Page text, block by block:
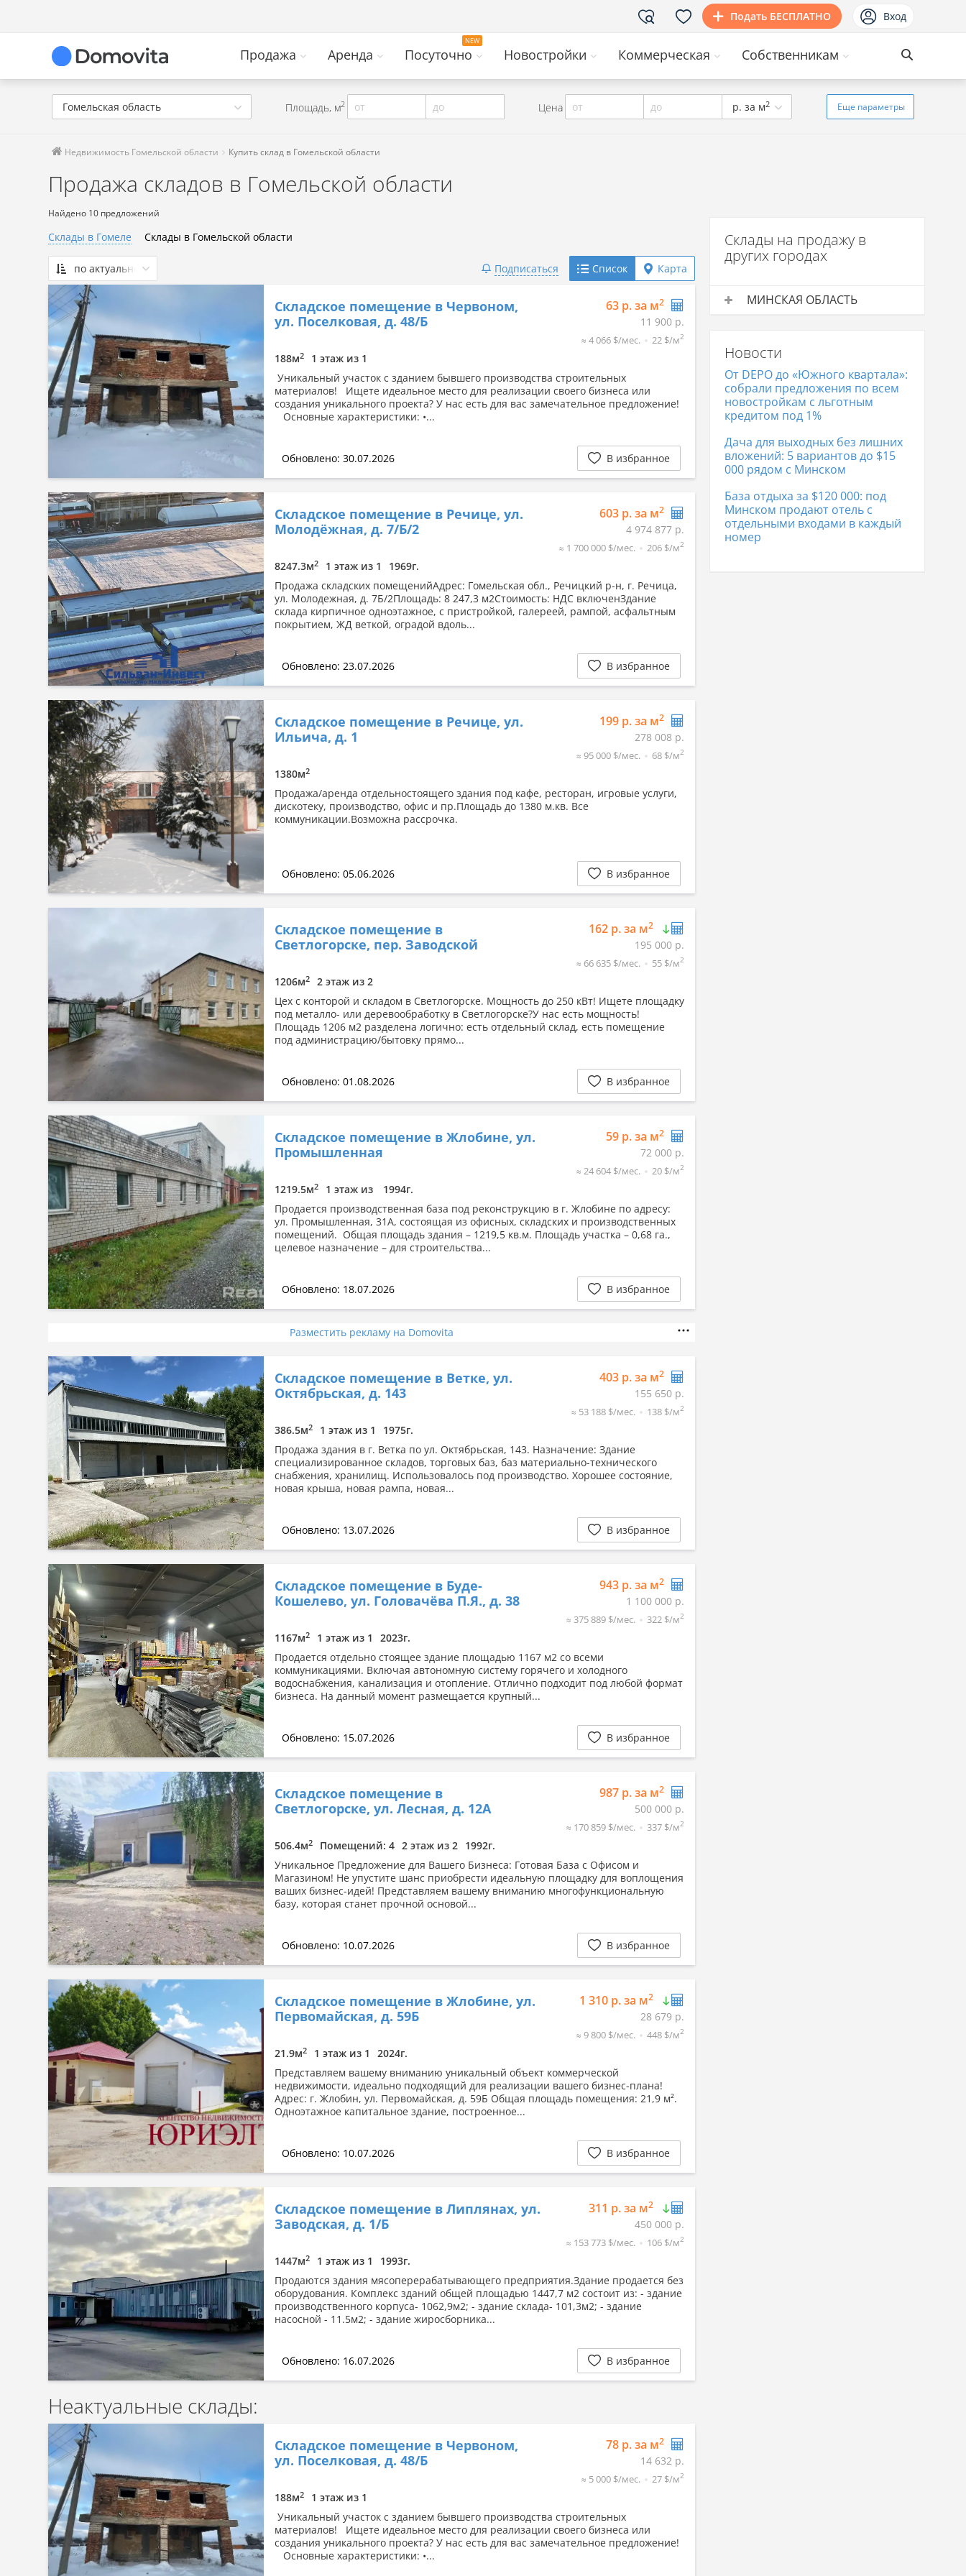
Подать БЕСПЛАТНО Вход
Продажа Аренда Посуточно Новостройки Коммерческая Собственникам
Гомельская область Площадь, м2 от до Цена от до р. за м2 Еще параметры
Недвижимость Гомельской области Купить склад в Гомельской области
Продажа складов в Гомельской области
Найдено 10 предложений
Склады в Гомеле Склады в Гомельской области
по актуальности
По актуальности
Сначала дешевые
Сначала дорогие
По площади: большая → малая
По площади: малая → большая
Подписаться Список Карта
Складское помещение в Червоном,
ул. Поселковая, д. 48/Б
63 р. за м2
11 900 р.
≈ 4 066 $/мес. 22 $/м2
188м2
1 этаж из 1
Уникальный участок с зданием бывшего производства строительных
материалов! Ищете идеальное место для реализации своего бизнеса или
создания уникального проекта? У нас есть для вас замечательное предложение!
Основные характеристики: •...
Обновлено: 30.07.2026 В избранное
Складское помещение в Речице, ул.
Молодёжная, д. 7/Б/2
603 р. за м2
4 974 877 р.
≈ 1 700 000 $/мес. 206 $/м2
8247.3м2 1 этаж из 1
1969г.
Продажа складских помещенийАдрес: Гомельская обл., Речицкий р-н, г. Речица,
ул. Молодежная, д. 7Б/2Площадь: 8 247,3 м2Стоимость: НДС включенЗдание
склада кирпичное одноэтажное, с пристройкой, галереей, рампой, асфальтным
покрытием, ЖД веткой, оградой вдоль...
Обновлено: 23.07.2026 В избранное
Складское помещение в Речице, ул.
Ильича, д. 1
199 р. за м2
278 008 р.
≈ 95 000 $/мес. 68 $/м2
1380м2
Продажа/аренда отдельностоящего здания под кафе, ресторан, игровые услуги,
дискотеку, производство, офис и пр.Площадь до 1380 м.кв. Все
коммуникации.Возможна рассрочка.
Обновлено: 05.06.2026 В избранное
Складское помещение в
Светлогорске, пер. Заводской
162 р. за м2
195 000 р.
≈ 66 635 $/мес. 55 $/м2
1206м2
2 этаж из 2
Цех с конторой и складом в Светлогорске. Мощность до 250 кВт! Ищете площадку
под металло- или деревообработку в Светлогорске?У нас есть мощность!
Площадь 1206 м2 разделена логично: есть отдельный склад, есть помещение
под администрацию/бытовку прямо...
Обновлено: 01.08.2026 В избранное
Складское помещение в Жлобине, ул.
Промышленная
59 р. за м2
72 000 р.
≈ 24 604 $/мес. 20 $/м2
1219.5м2 1 этаж из
1994г.
Продается производственная база под реконструкцию в г. Жлобине по адресу:
ул. Промышленная, 31А, состоящая из офисных, складских и производственных
помещений. Общая площадь здания – 1219,5 кв.м. Площадь участка – 0,68 га.,
целевое назначение – для строительства...
Обновлено: 18.07.2026 В избранное
Разместить рекламу на Domovita
Складское помещение в Ветке, ул.
Октябрьская, д. 143
403 р. за м2
155 650 р.
≈ 53 188 $/мес. 138 $/м2
386.5м2 1 этаж из 1
1975г.
Продажа здания в г. Ветка по ул. Октябрьская, 143. Назначение: Здание
специализированное складов, торговых баз, баз материально-технического
снабжения, хранилищ. Использовалось под производство. Хорошее состояние,
новая крыша, новая рампа, новая...
Обновлено: 13.07.2026 В избранное
Складское помещение в Буде-
Кошелево, ул. Головачёва П.Я., д. 38
943 р. за м2
1 100 000 р.
≈ 375 889 $/мес. 322 $/м2
1167м2 1 этаж из 1
2023г.
Продается отдельно стоящее здание площадью 1167 м2 со всеми
коммуникациями. Включая автономную систему горячего и холодного
водоснабжения, канализация и отопление. Отлично подходит под любой формат
бизнеса. На данный момент размещается крупный...
Обновлено: 15.07.2026 В избранное
Складское помещение в
Светлогорске, ул. Лесная, д. 12А
987 р. за м2
500 000 р.
≈ 170 859 $/мес. 337 $/м2
506.4м2 Помещений: 4 2 этаж из 2 1992г.
Уникальное Предложение для Вашего Бизнеса: Готовая База с Офисом и
Магазином! Не упустите шанс приобрести идеальную площадку для воплощения
ваших бизнес-идей! Представляем вашему вниманию многофункциональную
базу, которая станет прочной основой...
Обновлено: 10.07.2026 В избранное
Складское помещение в Жлобине, ул.
Первомайская, д. 59Б
1 310 р. за м2
28 679 р.
≈ 9 800 $/мес. 448 $/м2
21.9м2 1 этаж из 1
2024г.
Представляем вашему вниманию уникальный объект коммерческой
недвижимости, идеально подходящий для реализации вашего бизнес-плана!
Адрес: г. Жлобин, ул. Первомайская, д. 59Б Общая площадь помещения: 21,9 м².
Одноэтажное капитальное здание, построенное...
Обновлено: 10.07.2026 В избранное
Складское помещение в Липлянах, ул.
Заводская, д. 1/Б
311 р. за м2
450 000 р.
≈ 153 773 $/мес. 106 $/м2
1447м2 1 этаж из 1
1993г.
Продаются здания мясоперерабатывающего предприятия.Здание продается без
оборудования. Комплекс зданий общей площадью 1447,7 м2 состоит из: - здание
производственного корпуса- 1062,9м2; - здание склада- 101,3м2; - здание
насосной - 11.5м2; - здание жиросборника...
Обновлено: 16.07.2026 В избранное
Неактуальные склады:
Складское помещение в Червоном,
ул. Поселковая, д. 48/Б
78 р. за м2
14 632 р.
≈ 5 000 $/мес. 27 $/м2
188м2
1 этаж из 1
Уникальный участок с зданием бывшего производства строительных
материалов! Ищете идеальное место для реализации своего бизнеса или
создания уникального проекта? У нас есть для вас замечательное предложение!
Основные характеристики: •...
Склады на продажу в
других городах
МИНСКАЯ ОБЛАСТЬ
Склады в Минске
Новости
От DEPO до «Южного квартала»:
собрали предложения по всем
новостройкам с льготным
кредитом под 1%
Дача для выходных без лишних
вложений: 5 вариантов до $15
000 рядом с Минском
База отдыха за $120 000: под
Минском продают отель с
отдельными входами в каждый
номер